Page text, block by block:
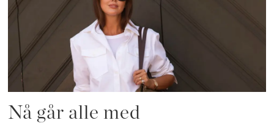
Nå går alle med